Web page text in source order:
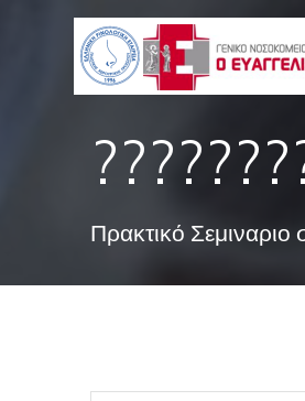
Πρακτικό